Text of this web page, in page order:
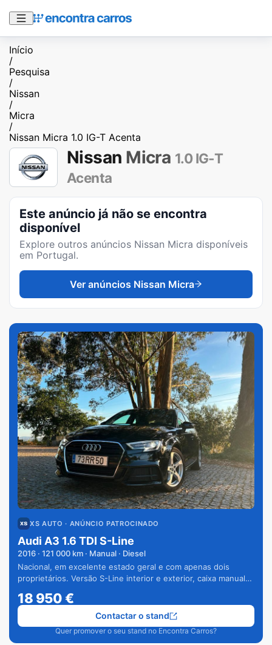
Início
/
Pesquisa
/
Nissan
/
Micra
/
Nissan Micra 1.0 IG-T Acenta
Nissan Micra 1.0 IG-T
Acenta
Este anúncio já não se encontra
disponível
Explore outros anúncios Nissan Micra disponíveis
em Portugal.
Ver anúncios Nissan Micra
XS AUTO · ANÚNCIO PATROCINADO
Audi A3 1.6 TDI S-Line
2016 · 121 000 km · Manual · Diesel
Nacional, em excelente estado geral e com apenas dois
proprietários. Versão S-Line interior e exterior, caixa manual
18 950€
Quer promover o seu stand no Encontra Carros?
Contactar o stand